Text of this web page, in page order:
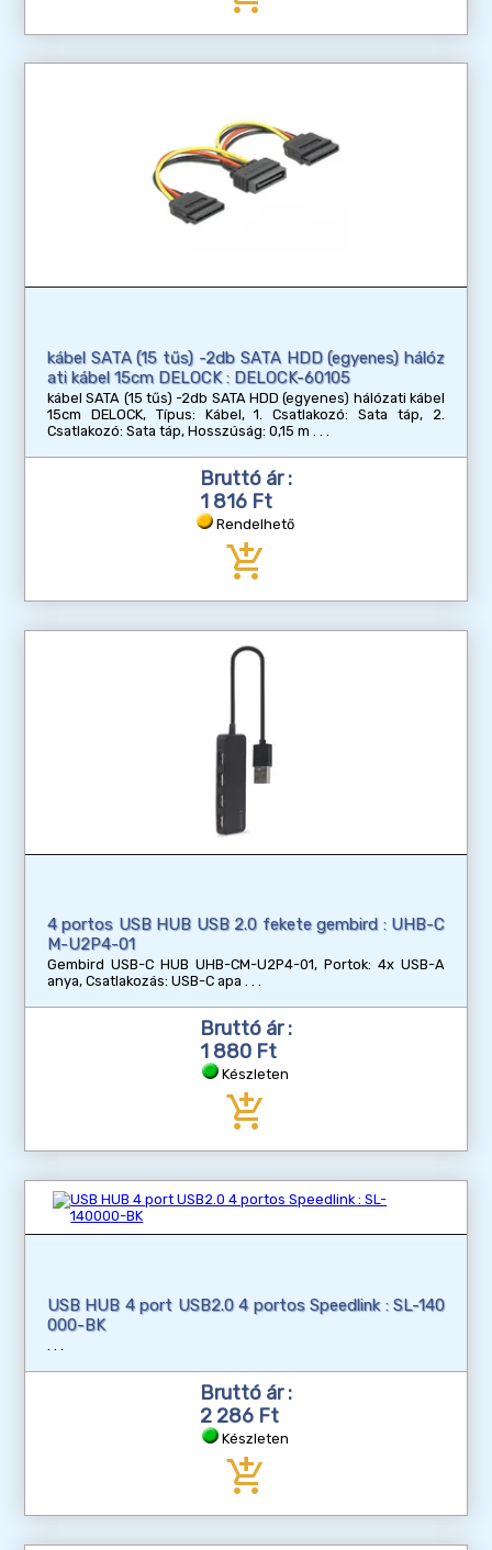
kábel SATA (15 tűs) -2db SATA HDD (egyenes) hálóz
ati kábel 15cm DELOCK : DELOCK-60105
kábel SATA (15 tűs) -2db SATA HDD (egyenes) hálózati kábel
15cm DELOCK, Típus: Kábel, 1. Csatlakozó: Sata táp, 2.
Csatlakozó: Sata táp, Hosszúság: 0,15 m
Bruttó ár :
1 816 Ft
Rendelhető
add_shopping_cart
4 portos USB HUB USB 2.0 fekete gembird : UHB-C
M-U2P4-01
Gembird USB-C HUB UHB-CM-U2P4-01, Portok: 4x USB-A
anya, Csatlakozás: USB-C apa
Bruttó ár :
1 880 Ft
Készleten
add_shopping_cart
USB HUB 4 port USB2.0 4 portos Speedlink : SL-140
000-BK
Bruttó ár :
2 286 Ft
Készleten
add_shopping_cart